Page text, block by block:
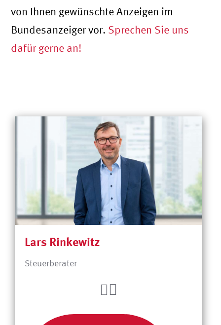
von Ihnen gewünschte Anzeigen im
Bundesanzeiger vor. Sprechen Sie uns
dafür gerne an!
Lars Rinkewitz
Steuerberater